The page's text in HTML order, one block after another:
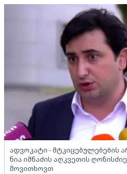
ადვოკატი - მტკიცებულებების
ნია იმნაძის აღკვეთის
მოვითხოვთ